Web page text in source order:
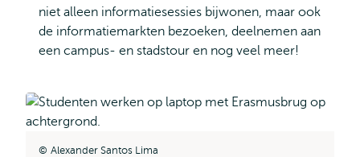
niet alleen informatiesessies bijwonen, maar ook
de informatiemarkten bezoeken, deelnemen aan
een campus- en stadstour en nog veel meer!
Alexander Santos Lima